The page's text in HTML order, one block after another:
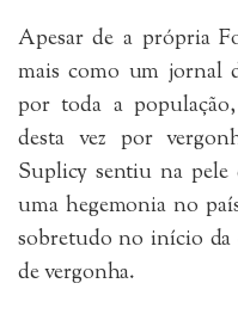
Apesar de a própria
mais como um jornal
por toda a
desta vez por
Suplicy sentiu na
uma hegemonia no
sobretudo no início da
de vergonha.